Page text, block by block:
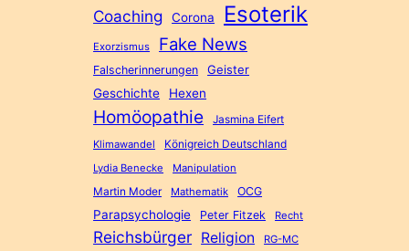
Coaching Corona Esoterik
Exorzismus Fake News
Falscherinnerungen
Geister
Geschichte
Hexen
Homöopathie Jasmina Eifert
Klimawandel Königreich Deutschland
Lydia Benecke Manipulation
Martin Moder Mathematik OCG
Parapsychologie Peter Fitzek Recht
Reichsbürger Religion RG-MC